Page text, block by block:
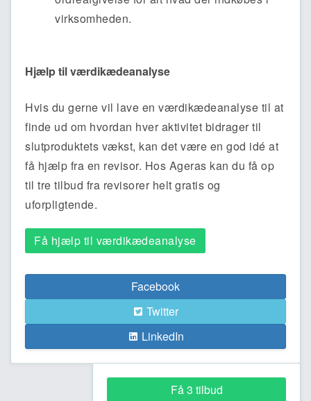
virksomheden.
Hjælp til værdikædeanalyse
Hvis du gerne vil lave en værdikædeanalyse til at
finde ud om hvordan hver aktivitet bidrager til
slutproduktets vækst, kan det være en god idé at
få hjælp fra en revisor. Hos Ageras kan du få op
til tre tilbud fra revisorer helt gratis og
uforpligtende.
Få hjælp til værdikædeanalyse
Facebook
Twitter
LinkedIn
Få 3 tilbud